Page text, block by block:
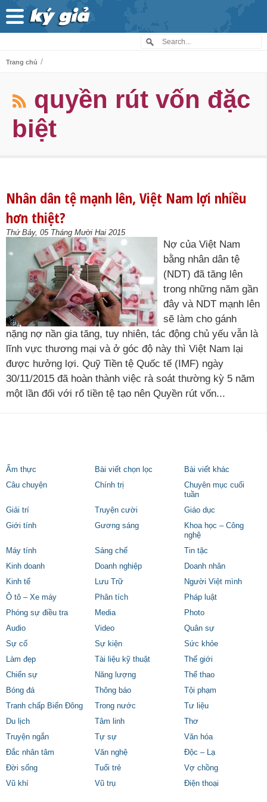
Trang chủ /
quyền rút vốn đặc
biệt
Nhân dân tệ mạnh lên, Việt Nam lợi nhiều
hơn thiệt?
Thứ Bảy, 05 Tháng Mười Hai 2015
Nợ của Việt Nam
bằng nhân dân tệ
(NDT) đã tăng lên
trong những năm gần
đây và NDT mạnh lên
sẽ làm cho gánh
nặng nợ nần gia tăng, tuy nhiên, tác động chủ yếu vẫn là
lĩnh vực thương mại và ở góc độ này thì Việt Nam lại
được hưởng lợi. Quỹ Tiền tệ Quốc tế (IMF) ngày
30/11/2015 đã hoàn thành việc rà soát thường kỳ 5 năm
một lần đối với rổ tiền tệ tạo nên Quyền rút vốn...
Ẩm thực Bài viết chọn lọc
Bài viết khác
Câu chuyện
Chính trị
Chuyên mục cuối
tuần
Giải trí
Truyện cười
Giáo dục
Giới tính
Gương sáng
Khoa học – Công
nghệ
Máy tính
Sáng chế
Tin tặc
Kinh doanh
Doanh nghiệp
Doanh nhân
Kinh tế
Lưu Trữ
Người Việt mình
Ô tô – Xe máy
Phân tích
Pháp luật
Phóng sự điều tra
Media
Photo
Audio
Video
Quân sự
Sự cố
Sự kiện
Sức khỏe
Làm đẹp
Tài liệu kỹ thuật
Thế giới
Chiến sự
Năng lượng
Thể thao
Bóng đá
Thông báo
Tội phạm
Tranh chấp Biển Đông
Trong nước
Tư liệu
Du lịch
Tâm linh
Thơ
Truyện ngắn
Tự sự
Văn hóa
Đắc nhân tâm
Văn nghệ
Độc – Lạ
Đời sống
Tuổi trẻ
Vợ chồng
Vũ khí
Vũ trụ Điện thoại